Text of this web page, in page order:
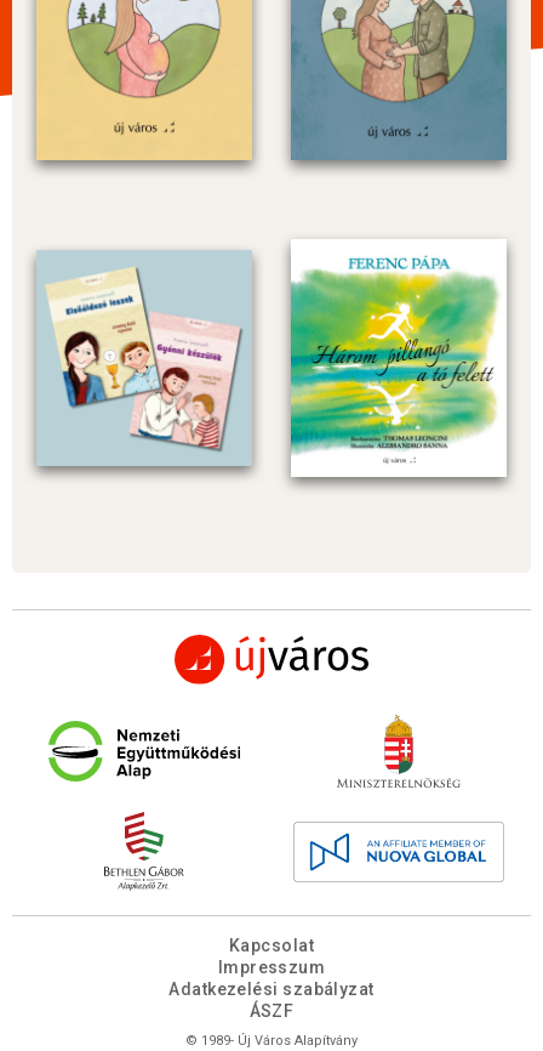
Kapcsolat
Impresszum
Adatkezelési szabályzat
ÁSZF
© 1989- Új Város Alapítvány